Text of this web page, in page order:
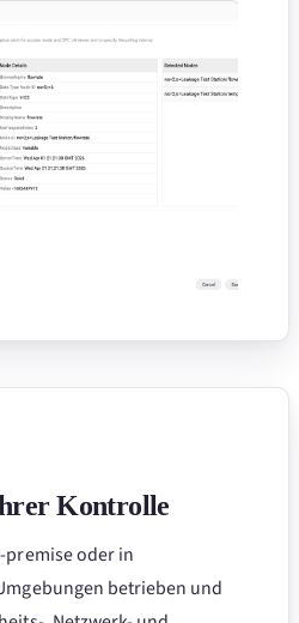
Kontrolle
oder in
betrieben und